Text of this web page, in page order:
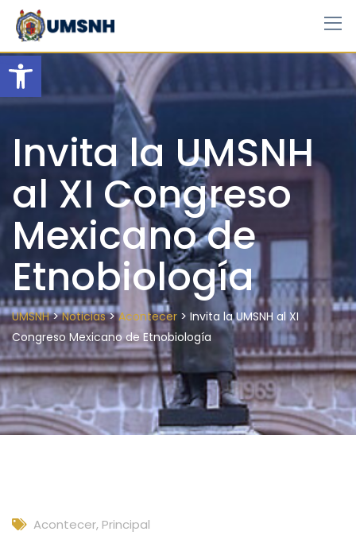
Open toolbar
Skip
content
Invita la UMSNH
al XI Congreso
Mexicano de
Etnobiología
UMSNH>Noticias>Acontecer > Invita la UMSNH al XI
Congreso Mexicano de Etnobiología
Acontecer, Principal